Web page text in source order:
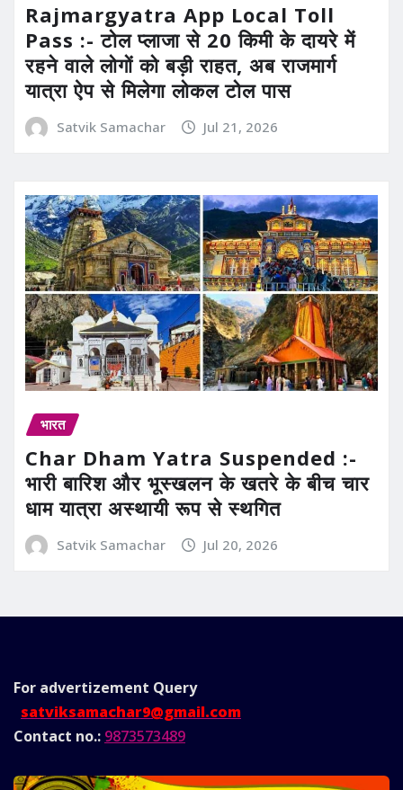
Rajmargyatra App Local Toll
Pass :- टोल प्लाजा से 20 किमी के दायरे में
रहने वाले लोगों को बड़ी राहत, अब राजमार्ग
यात्रा ऐप से मिलेगा लोकल टोल पास
Satvik Samachar Jul 21, 2026
भारत
Char Dham Yatra Suspended :-
भारी बारिश और भूस्खलन के खतरे के बीच चार
धाम यात्रा अस्थायी रूप से स्थगित
Satvik Samachar Jul 20, 2026
For advertizement Query
satviksamachar9@gmail.com
Contact no.: 9873573489